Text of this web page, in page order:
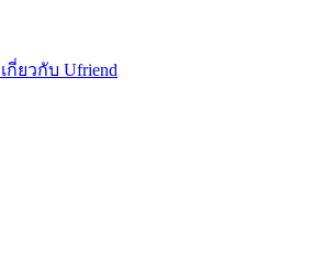
เกี่ยวกับ Ufriend